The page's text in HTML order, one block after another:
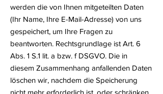
werden die von Ihnen mitgeteilten Daten
(Ihr Name, Ihre E-Mail-Adresse) von uns
gespeichert, um Ihre Fragen zu
beantworten. Rechtsgrundlage ist Art. 6
Abs. 1 S.1 lit. a bzw. f DSGVO. Die in
diesem Zusammenhang anfallenden Daten
löschen wir, nachdem die Speicherung